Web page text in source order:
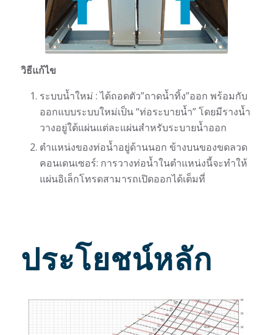
วิธีแก้ไข
ระบบน้ำใหม่ : ได้ถอดตัว”ถาดน้ำทิ้ง”ออก พร้อมกับ
ออกแบบระบบใหม่เป็น “ท่อระบายน้ำ” โดยมีรางน้ำ
วางอยู่ใต้แผ่นแต่ละแผ่นสำหรับระบายน้ำออก
ตำแหน่งของท่อน้ำอยู่ด้านนอก ข้างบนของขดลวด
คอนเดนเซอร์: การวางท่อน้ำในตำแหน่งนี้จะทำให้
แผ่นอิเล็กโทรดสามารถเปิดออกได้เต็มที่
ประโยชน์หลัก